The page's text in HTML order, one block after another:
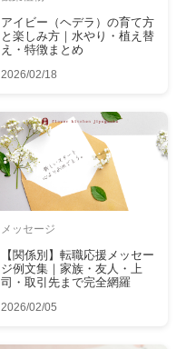
アイビー（ヘデラ）の育て方
と楽しみ方｜水やり・植え替
え・特徴まとめ
2026/02/18
メッセージ
【関係別】転職応援メッセー
ジ例文集｜家族・友人・上
司・取引先まで完全網羅
2026/02/05